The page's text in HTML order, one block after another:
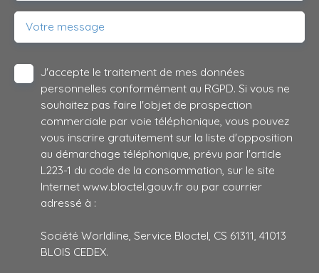
Votre message
J'accepte le traitement de mes données
personnelles conformément au RGPD. Si vous ne
souhaitez pas faire l'objet de prospection
commerciale par voie téléphonique, vous pouvez
vous inscrire gratuitement sur la liste d'opposition
au démarchage téléphonique, prévu par l'article
L223-1 du code de la consommation, sur le site
Internet www.bloctel.gouv.fr ou par courrier
adressé à :
Société Worldline, Service Bloctel, CS 61311, 41013
BLOIS CEDEX.